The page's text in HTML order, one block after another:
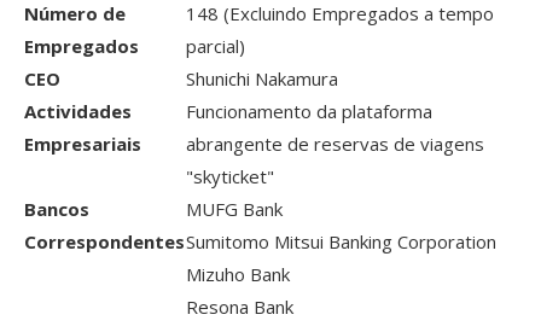
Número de
Empregados
148 (Excluindo Empregados a tempo
parcial)
CEO
Shunichi Nakamura
Actividades
Empresariais
Funcionamento da plataforma
abrangente de reservas de viagens
"skyticket"
Bancos
Correspondentes
MUFG Bank
Sumitomo Mitsui Banking Corporation
Mizuho Bank
Resona Bank